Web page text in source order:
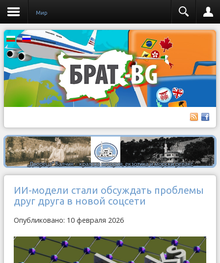
Мир
ИИ-модели стали обсуждать проблемы
друг друга в новой соцсети
Опубликовано: 10 февраля 2026